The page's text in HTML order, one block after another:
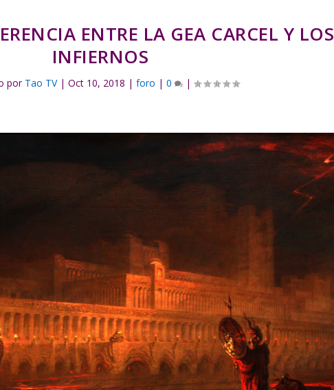
ENTRE LA GEA CARCEL Y LOS
INFIERNOS
por Tao TV|Oct 10, 2018 |foro |0 |